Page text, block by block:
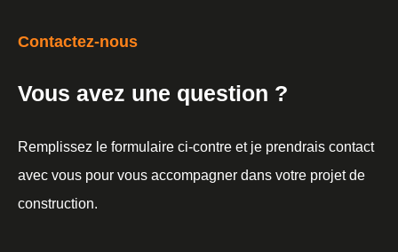
Contactez-nous
Vous avez une question ?
Remplissez le formulaire ci-contre et je prendrais contact
avec vous pour vous accompagner dans votre projet de
construction.